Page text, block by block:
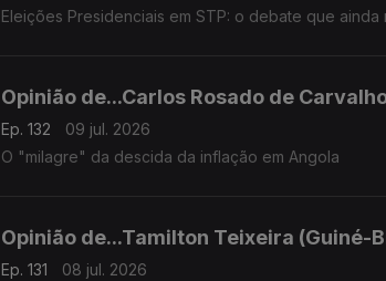
Eleições Presidenciais em STP: o debate que ainda
Opinião de...Carlos Rosado de
Ep. 132
09 jul. 2026
O "milagre" da descida da inflação em Angola
Opinião de...Tamilton Teixeira (Guiné-
Ep. 131
08 jul. 2026